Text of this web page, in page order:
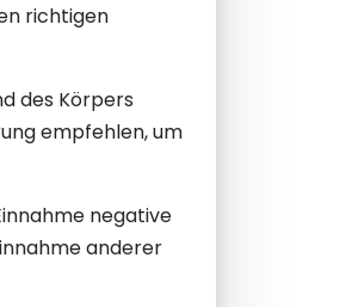
richtigen
des Körpers
empfehlen, um
negative
anderer